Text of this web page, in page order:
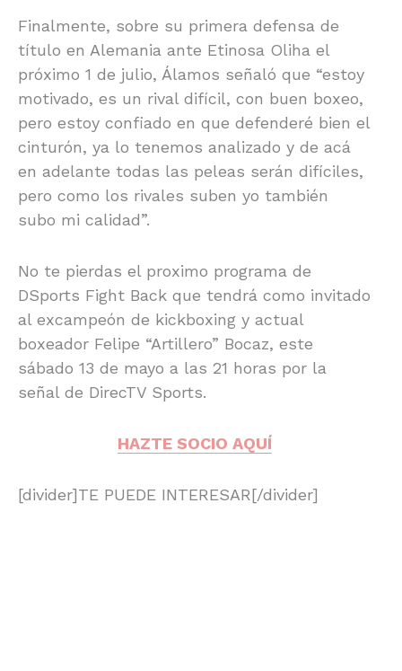
Finalmente, sobre su primera defensa de
título en Alemania ante Etinosa Oliha el
próximo 1 de julio, Álamos señaló que “estoy
motivado, es un rival difícil, con buen boxeo,
pero estoy confiado en que defenderé bien el
cinturón, ya lo tenemos analizado y de acá
en adelante todas las peleas serán difíciles,
pero como los rivales suben yo también
subo mi calidad”.
No te pierdas el proximo programa de
DSports Fight Back que tendrá como invitado
al excampeón de kickboxing y actual
boxeador Felipe “Artillero” Bocaz, este
sábado 13 de mayo a las 21 horas por la
señal de DirecTV Sports.
HAZTE SOCIO AQUÍ
[divider]TE PUEDE INTERESAR[/divider]